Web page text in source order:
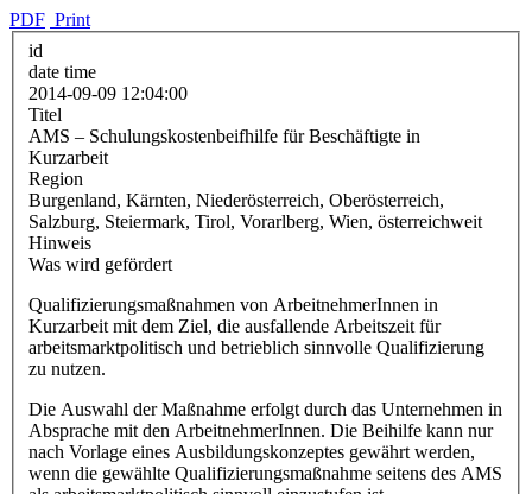
PDF Print
id
date time
2014-09-09 12:04:00
Titel
AMS – Schulungskostenbeifhilfe für Beschäftigte in
Kurzarbeit
Region
Burgenland, Kärnten, Niederösterreich, Oberösterreich,
Salzburg, Steiermark, Tirol, Vorarlberg, Wien, österreichweit
Hinweis
Was wird gefördert
Qualifizierungsmaßnahmen von ArbeitnehmerInnen in
Kurzarbeit mit dem Ziel, die ausfallende Arbeitszeit für
arbeitsmarktpolitisch und betrieblich sinnvolle Qualifizierung
zu nutzen.
Die Auswahl der Maßnahme erfolgt durch das Unternehmen in
Absprache mit den ArbeitnehmerInnen. Die Beihilfe kann nur
nach Vorlage eines Ausbildungskonzeptes gewährt werden,
wenn die gewählte Qualifizierungsmaßnahme seitens des AMS